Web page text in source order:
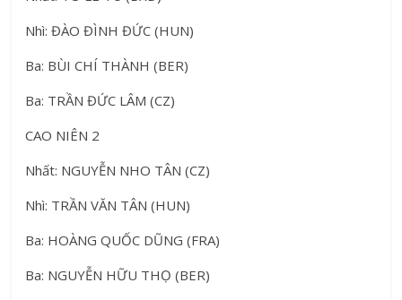
Nhì: ĐÀO ĐÌNH ĐỨC (HUN)
Ba: BÙI CHÍ THÀNH (BER)
Ba: TRẦN ĐỨC LÂM (CZ)
CAO NIÊN 2
Nhất: NGUYỄN NHO TÂN (CZ)
Nhì: TRẦN VĂN TÂN (HUN)
Ba: HOÀNG QUỐC DŨNG (FRA)
Ba: NGUYỄN HỮU THỌ (BER)